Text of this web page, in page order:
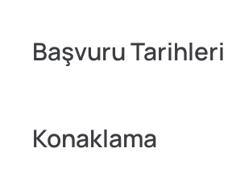
Başvuru Tarihleri
Konaklama